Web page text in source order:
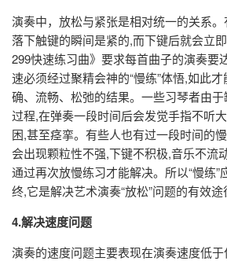
演奏中，放松与紧张是相对统一的关系
落下触键的瞬间是紧的,而下键后就会立
299快速练习曲》要求每首曲子的演奏要
速必须经过聚精会神的“慢练”体悟,如此
确、流畅、松弛的结果。一些习琴者由
过程,在弹奏一段时间后会发觉手指不听
困,甚至痉挛。有些人也有过一段时间的
会出现颗粒性不强,下键不积极,音乐不流
通过再次放慢练习才能解决。所以“慢练
终,它是解决艺术演奏“放松”问题的有效途
4.解决速度问题
演奏的速度问题主要表现在演奏速度低